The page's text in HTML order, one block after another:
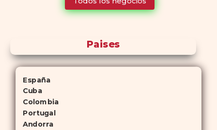
para quienes no desean planificar sus actividades románticas con
Paises
España
Cuba
Colombia
Portugal
Andorra